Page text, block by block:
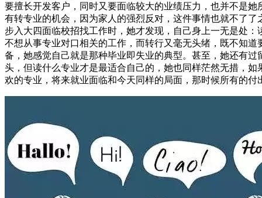
要擅长开发客户，同时又要面临较大的业绩压力，也并不是她
有转专业的机会，因为家人的强烈反对，这件事情也就不了了
步入大四面临校招找工作时，她才发现，自己身上一无是处：
不想从事专业对口相关的工作，而转行又毫无头绪，既不知道
备，她感觉自己就是那种毕业即失业的典型。甚至，她还有过
头，但读什么专业才是最适合自己的，她也同样茫然无措，如
欢的专业，将来就业面临和今天同样的局面，那时候所有的付